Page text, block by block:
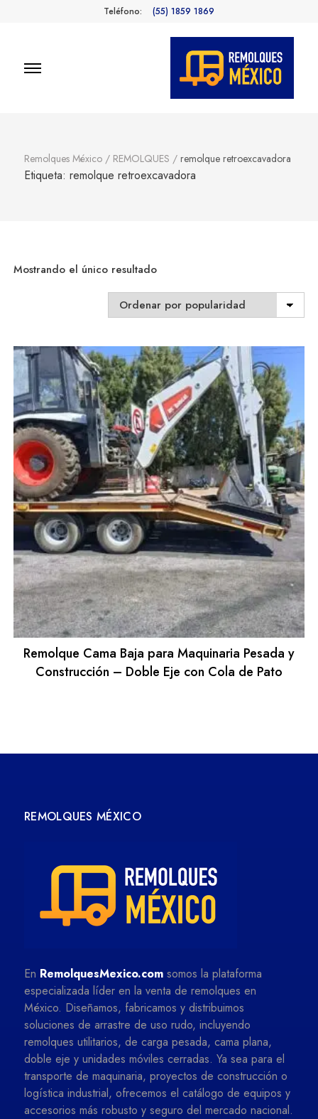
Teléfono: (55) 1859 1869
Remolques México / REMOLQUES / remolque retroexcavadora
Etiqueta: remolque retroexcavadora
Mostrando el único resultado
Remolque Cama Baja para Maquinaria Pesada y
Construcción – Doble Eje con Cola de Pato
REMOLQUES MÉXICO
En RemolquesMexico.com somos la plataforma
especializada líder en la venta de remolques en
México. Diseñamos, fabricamos y distribuimos
soluciones de arrastre de uso rudo, incluyendo
remolques utilitarios, de carga pesada, cama plana,
doble eje y unidades móviles cerradas. Ya sea para el
transporte de maquinaria, proyectos de construcción o
logística industrial, ofrecemos el catálogo de equipos y
accesorios más robusto y seguro del mercado nacional.